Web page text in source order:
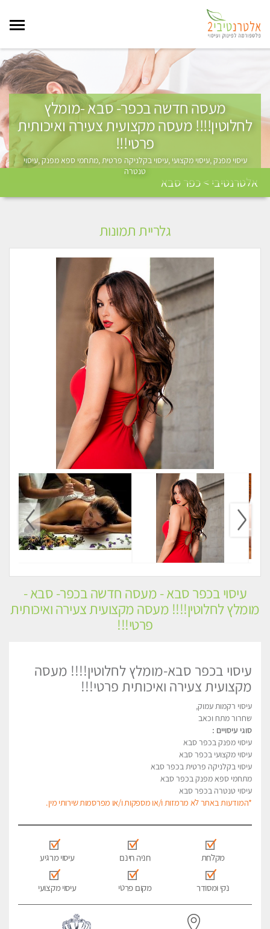
מעסה חדשה בכפר- סבא -מומלץ
לחלוטין!!!! מעסה מקצועית צעירה ואיכותית
פרטי!!!
עיסוי מפנק ,עיסוי מקצועי ,עיסוי בקלניקה פרטית ,מתחמי ספא מפנק ,עיסוי
טנטרה
אלטרנטיבי > כפר סבא
עיסוי בכפר סבא - מעסה חדשה בכפר- סבא -
מומלץ לחלוטין!!!! מעסה מקצועית צעירה ואיכותית
פרטי!!!
עיסוי בכפר סבא-מומלץ לחלוטין!!!! מעסה
מקצועית צעירה ואיכותית פרטי!!!
עיסוי רקמות עמוק,
שחרור מתח וכאב
סוגי עיסויים :
עיסוי מפנק בכפר סבא
עיסוי מקצועי בכפר סבא
עיסוי בקלניקה פרטית בכפר סבא
מתחמי ספא מפנק בכפר סבא
עיסוי טנטרה בכפר סבא
*המודעות באתר לא מרמזות ו/או מספקות ו/או מפרסמות שירותי מין.
מקלחת חניה חינם עיסוי מרגיע
נקי ומסודר מקום פרטי עיסוי מקצועי
גלריית תמונות